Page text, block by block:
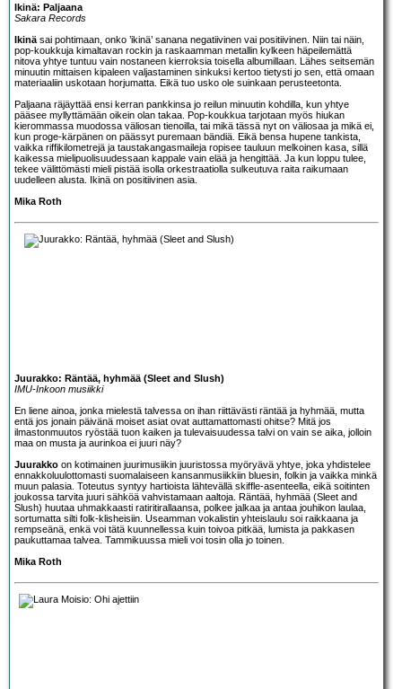
Ikinä: Paljaana
Sakara Records
Ikinä sai pohtimaan, onko ’ikinä’ sanana negatiivinen vai positiivinen. Niin tai näin,
pop-koukkuja kimaltavan rockin ja raskaamman metallin kylkeen häpeilemättä
nitova yhtye tuntuu vain nostaneen kierroksia toisella albumillaan. Lähes seitsemän
minuutin mittaisen kipaleen valjastaminen sinkuksi kertoo tietysti jo sen, että omaan
materiaaliin uskotaan horjumatta. Eikä tuo usko ole suinkaan perusteetonta.
Paljaana räjäyttää ensi kerran pankkinsa jo reilun minuutin kohdilla, kun yhtye
pääsee myllyttämään oikein olan takaa. Pop-koukkua tarjotaan myös hiukan
kierommassa muodossa väliosan tienoilla, tai mikä tässä nyt on väliosaa ja mikä ei,
kun proge-kärpänen on päässyt puremaan bändiä. Eikä bensa hupene tankista,
vaikka riffikilometrejä ja taustakangasmaileja ropisee tauluun melkoinen kasa, sillä
kaikessa mielipuolisuudessaan kappale vain elää ja hengittää. Ja kun loppu tulee,
tekee välittömästi mieli pistää isolla orkestraatiolla sulkeutuva raita raikumaan
uudelleen alusta. Ikinä on positiivinen asia.
Mika Roth
Juurakko: Räntää, hyhmää (Sleet and Slush)
IMU-Inkoon musiikki
En liene ainoa, jonka mielestä talvessa on ihan riittävästi räntää ja hyhmää, mutta
entä jos jonain päivänä moiset asiat ovat auttamattomasti ohitse? Mitä jos
ilmastonmuutos ryöstää tuon kaiken ja tulevaisuudessa talvi on vain se aika, jolloin
maa on musta ja aurinkoa ei juuri näy?
Juurakko on kotimainen juurimusiikin juuristossa myöryävä yhtye, joka yhdistelee
ennakkoluulottomasti suomalaiseen kansanmusiikkiin bluesin, folkin ja vaikka minkä
muun palasia. Toteutus syntyy hartioista lähtevällä skiffle-asenteella, eikä soitinten
joukossa tarvita juuri sähköä vahvistamaan aaltoja. Räntää, hyhmää (Sleet and
Slush) huutaa uhmakkaasti ratiritirallaansa, polkee jalkaa ja antaa jouhikon laulaa,
sortumatta silti folk-klisheisiin. Useamman vokalistin yhteislaulu soi raikkaana ja
rempseänä, enkä voi tätä kuunnellessa kuin toivoa pitkää, lumista ja pakkasen
paukuttamaa talvea. Tammikuussa mieli voi tosin olla jo toinen.
Mika Roth